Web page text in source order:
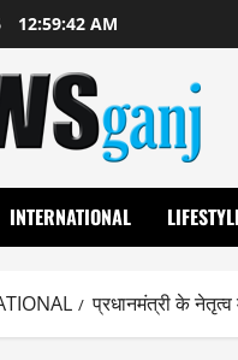
12:59:43 AM
INTERNATIONAL
प्रधानमंत्री के